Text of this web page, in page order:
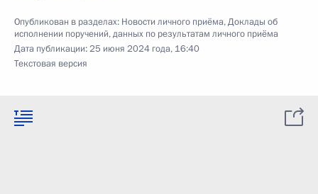
Опубликован в разделах: Новости личного приёма,Доклады об
исполнении поручений, данных по результатам личного приёма
Дата публикации:25 июня 2024 года, 16:40
Текстовая версия